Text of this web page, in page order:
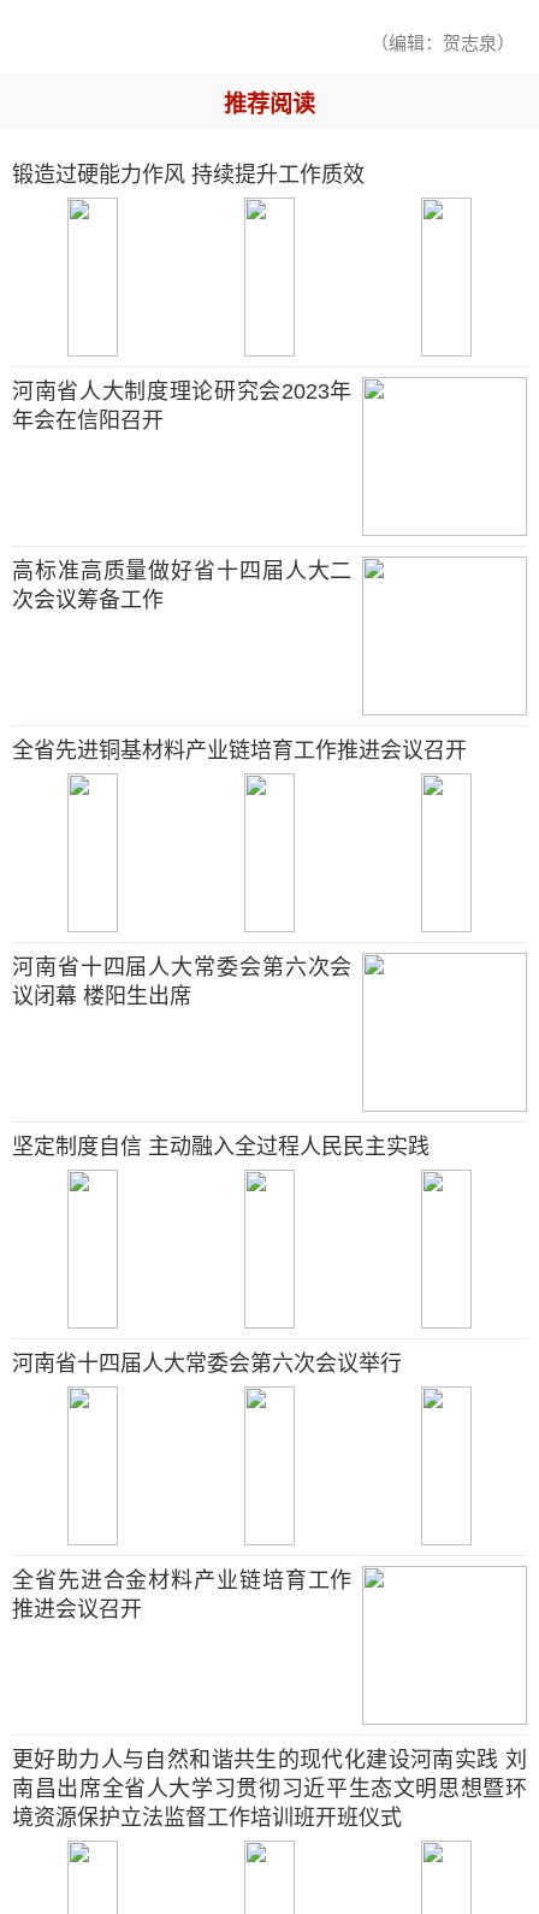
（编辑：贺志泉）
推荐阅读
锻造过硬能力作风 持续提升工作质效
河南省人大制度理论研究会2023年
年会在信阳召开
高标准高质量做好省十四届人大二
次会议筹备工作
全省先进铜基材料产业链培育工作推进会议召开
河南省十四届人大常委会第六次会
议闭幕 楼阳生出席
坚定制度自信 主动融入全过程人民民主实践
河南省十四届人大常委会第六次会议举行
全省先进合金材料产业链培育工作
推进会议召开
更好助力人与自然和谐共生的现代化建设河南实践 刘
南昌出席全省人大学习贯彻习近平生态文明思想暨环
境资源保护立法监督工作培训班开班仪式